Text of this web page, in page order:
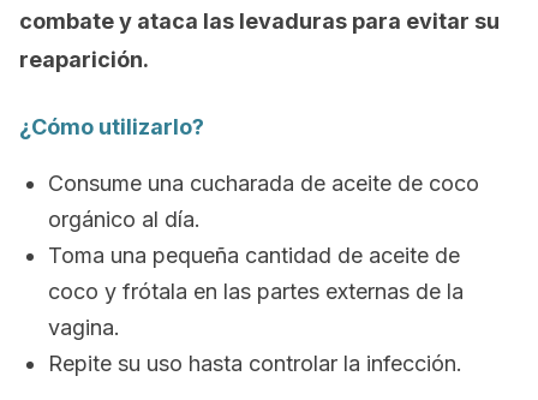
combate y ataca las levaduras para evitar su
reaparición.
¿Cómo utilizarlo?
Consume una cucharada de aceite de coco
orgánico al día.
Toma una pequeña cantidad de aceite de
coco y frótala en las partes externas de la
vagina.
Repite su uso hasta controlar la infección.